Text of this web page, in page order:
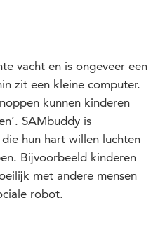
vacht en is ongeveer een
zit een kleine computer.
kunnen kinderen
SAMbuddy is
hun hart willen luchten
Bijvoorbeeld kinderen
met andere mensen
robot.